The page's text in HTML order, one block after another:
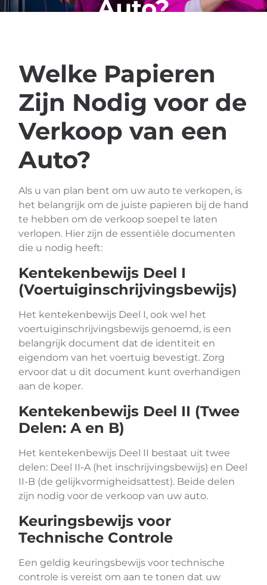
Auto?
Welke Papieren
Zijn Nodig voor de
Verkoop van een
Auto?
Als u van plan bent om uw auto te verkopen, is
het belangrijk om de juiste papieren bij de hand
te hebben om de verkoop soepel te laten
verlopen. Hier zijn de essentiële documenten
die u nodig heeft:
Kentekenbewijs Deel I
(Voertuiginschrijvingsbewijs)
Het kentekenbewijs Deel I, ook wel het
voertuiginschrijvingsbewijs genoemd, is een
belangrijk document dat de identiteit en
eigendom van het voertuig bevestigt. Zorg
ervoor dat u dit document kunt overhandigen
aan de koper.
Kentekenbewijs Deel II (Twee
Delen: A en B)
Het kentekenbewijs Deel II bestaat uit twee
delen: Deel II-A (het inschrijvingsbewijs) en Deel
II-B (de gelijkvormigheidsattest). Beide delen
zijn nodig voor de verkoop van uw auto.
Keuringsbewijs voor
Technische Controle
Een geldig keuringsbewijs voor technische
controle is vereist om aan te tonen dat uw